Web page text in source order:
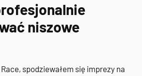
niszowe
spodziewałem się imprezy na